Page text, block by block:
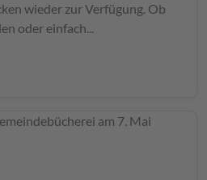
wieder zur Verfügung. Ob
oder einfach...